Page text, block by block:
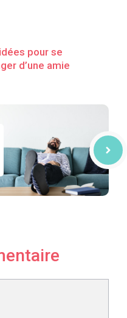
pour se
d’une amie